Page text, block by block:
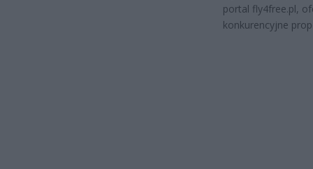
portal fly4free.pl,
konkurencyjne